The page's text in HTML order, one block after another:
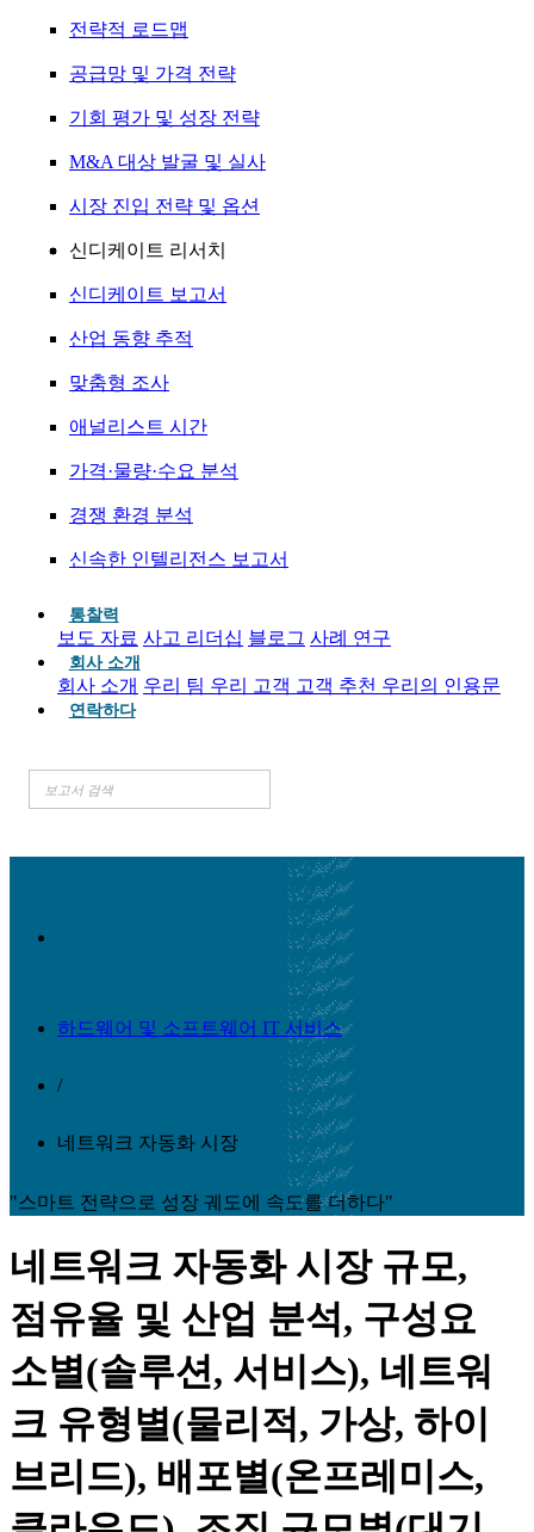
전략적 로드맵
공급망 및 가격 전략
기회 평가 및 성장 전략
M&A 대상 발굴 및 실사
시장 진입 전략 및 옵션
신디케이트 리서치
신디케이트 보고서
산업 동향 추적
맞춤형 조사
애널리스트 시간
가격·물량·수요 분석
경쟁 환경 분석
신속한 인텔리전스 보고서
통찰력
보도 자료 사고 리더십 블로그 사례 연구
회사 소개
회사 소개 우리 팀 우리 고객 고객 추천 우리의 인용문
연락하다
하드웨어 및 소프트웨어 IT 서비스
/
네트워크 자동화 시장
"스마트 전략으로 성장 궤도에 속도를 더하다"
네트워크 자동화 시장 규모,
점유율 및 산업 분석, 구성요
소별(솔루션, 서비스), 네트워
크 유형별(물리적, 가상, 하이
브리드), 배포별(온프레미스,